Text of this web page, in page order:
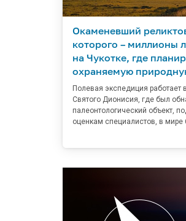
Окаменевший
которого – миллионы
на Чукотке, где
охраняемую
Полевая экспедиция работает
Святого Дионисия, где был
палеонтологический объект,
оценкам специалистов, в мире